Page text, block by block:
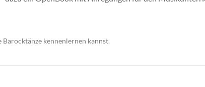
kennenlernen kannst.